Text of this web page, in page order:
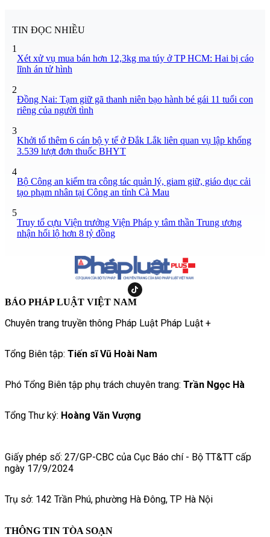
TIN ĐỌC NHIỀU
1
Xét xử vụ mua bán hơn 12,3kg ma túy ở TP HCM: Hai bị cáo
lĩnh án tử hình
2
Đồng Nai: Tạm giữ gã thanh niên bạo hành bé gái 11 tuổi con
riêng của người tình
3
Khởi tố thêm 6 cán bộ y tế ở Đắk Lắk liên quan vụ lập khống
3.539 lượt đơn thuốc BHYT
4
Bộ Công an kiểm tra công tác quản lý, giam giữ, giáo dục cải
tạo phạm nhân tại Công an tỉnh Cà Mau
5
Truy tố cựu Viện trưởng Viện Pháp y tâm thần Trung ương
nhận hối lộ hơn 8 tỷ đồng
BÁO PHÁP LUẬT VIỆT NAM
Chuyên trang truyền thông Pháp Luật Pháp Luật +
Tổng Biên tập: Tiến sĩ Vũ Hoài Nam
Phó Tổng Biên tập phụ trách chuyên trang: Trần Ngọc Hà
Tổng Thư ký: Hoàng Văn Vượng
Giấy phép số: 27/GP-CBC của Cục Báo chí - Bộ TT&TT cấp
ngày 17/9/2024
Trụ sở: 142 Trần Phú, phường Hà Đông, TP Hà Nội
THÔNG TIN TÒA SOẠN